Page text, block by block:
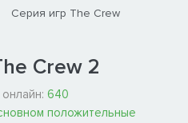
Серия игр The Crew
Crew 2
640
положительные